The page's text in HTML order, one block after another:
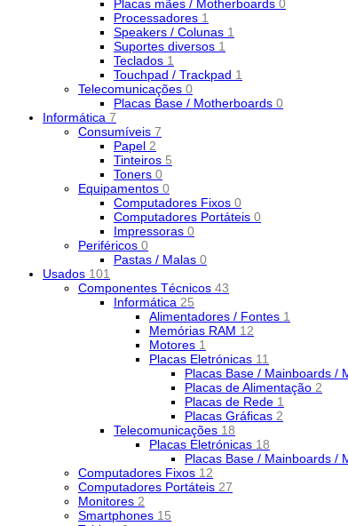
Placas mães / Motherboards 0
Processadores 1
Speakers / Colunas 1
Suportes diversos 1
Teclados 1
Touchpad / Trackpad 1
Telecomunicações 0
Placas Base / Motherboards 0
Informática 7
Consumíveis 7
Papel 2
Tinteiros 5
Toners 0
Equipamentos 0
Computadores Fixos 0
Computadores Portáteis 0
Impressoras 0
Periféricos 0
Pastas / Malas 0
Usados 101
Componentes Técnicos 43
Informática 25
Alimentadores / Fontes 1
Memórias RAM 12
Motores 1
Placas Eletrónicas 11
Placas Base / Mainboards /
Placas de Alimentação 2
Placas de Rede 1
Placas Gráficas 2
Telecomunicações 18
Placas Eletrónicas 18
Placas Base / Mainboards /
Computadores Fixos 12
Computadores Portáteis 27
Monitores 2
Smartphones 15